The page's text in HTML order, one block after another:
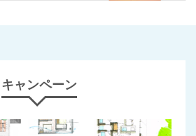
キャンペーン